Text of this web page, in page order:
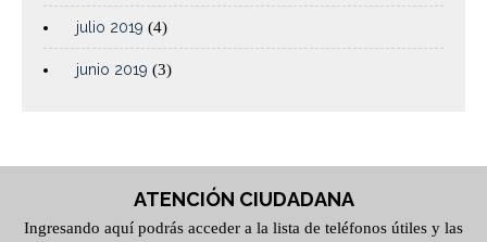
julio 2019 (4)
junio 2019 (3)
ATENCIÓN CIUDADANA
Ingresando aquí podrás acceder a la lista de teléfonos útiles y las